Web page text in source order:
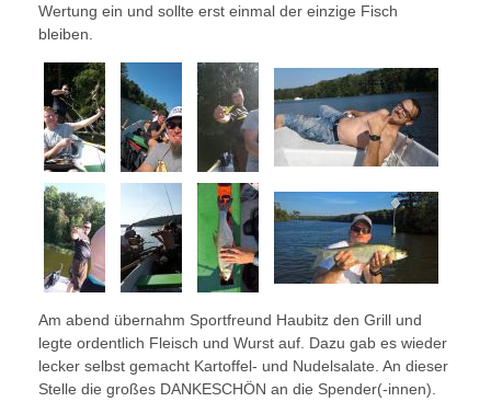
Wertung ein und sollte erst einmal der einzige Fisch
bleiben.
Am abend übernahm Sportfreund Haubitz den Grill und
legte ordentlich Fleisch und Wurst auf. Dazu gab es wieder
lecker selbst gemacht Kartoffel- und Nudelsalate. An dieser
Stelle die großes DANKESCHÖN an die Spender(-innen).